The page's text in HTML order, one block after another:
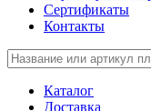
Сертификаты
Контакты
Каталог
Доставка